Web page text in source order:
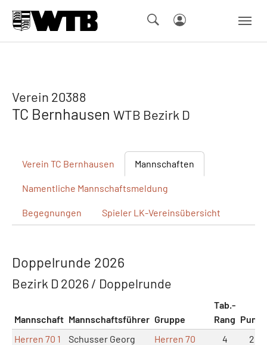
Verein 20388
TC Bernhausen WTB Bezirk D
Verein TC Bernhausen Mannschaften
Namentliche Mannschaftsmeldung
Begegnungen Spieler LK-Vereinsübersicht
Doppelrunde 2026
Bezirk D 2026 / Doppelrunde
Mannschaft Mannschaftsführer Gruppe
Tab.-
Rang
Herren 70 1
Schusser Georg
Herren 70
4 2:3